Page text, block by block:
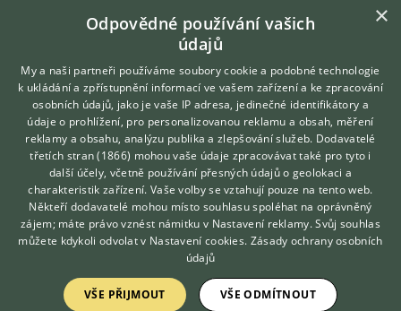
Osmák degu celoročně venku
Moji osmaci se perou
reakcí
15.4.2019 19:51
Jak dát k osmakovy mladšího kamarada/ku
2reakcí
17.5.2021 08:22
Osmák
0reakcí
27.4.2021 06:13
5 reakcí
28.1.2021 21:34
Hledáte zvířecího kamaráda?
Zdarma vám poradí
VETERINÁŘ ONLINE
KONZULTOVAT S
VETERINÁŘEM
×
Odpovědné používání vašich
údajů
My a naši partneři používáme soubory cookie a podobné technologie
k ukládání a zpřístupnění informací ve vašem zařízení a ke zpracování
osobních údajů, jako je vaše IP adresa, jedinečné identifikátory a
údaje o prohlížení, pro personalizovanou reklamu a obsah, měření
reklamy a obsahu, analýzu publika a zlepšování služeb. Dodavatelé
třetích stran (1866) mohou vaše údaje zpracovávat také pro tyto i
další účely, včetně používání přesných údajů o geolokaci a
charakteristik zařízení. Vaše volby se vztahují pouze na tento web.
Někteří dodavatelé mohou místo souhlasu spoléhat na oprávněný
zájem; máte právo vznést námitku v Nastavení reklamy. Svůj souhlas
můžete kdykoli odvolat v Nastavení cookies. Zásady ochrany osobních
údajů
VŠE PŘIJMOUT VŠE ODMÍTNOUT